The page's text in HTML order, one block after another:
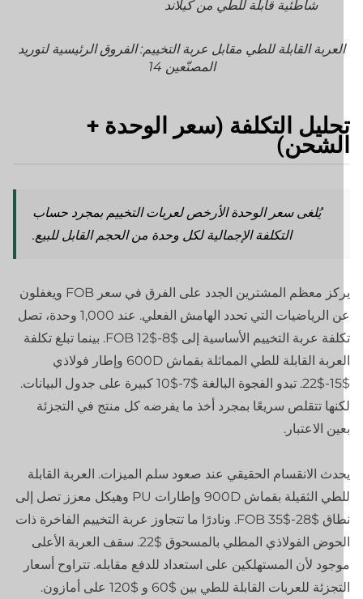
شاطئية قابلة للطي من كيلاند
القابلة للطي مقابل عربة التخييم: الفروق الرئيسية لتوريد
المصنّعين 14
التكلفة (سعر الوحدة +
يُلغى سعر الوحدة الأرخص لعربات التخييم بمجرد حساب
التكلفة الإجمالية لكل وحدة من الحجم القابل للبيع.
يركز معظم المشترين الجدد على الفرق في سعر FOB ويغفلون
عن الرياضيات التي تحدد الهامش الفعلي. عند 1,000 وحدة، تصل
تكلفة عربة التخييم الأساسية إلى $8-$12 FOB. بينما تبلغ تكلفة
العربة القابلة للطي المماثلة بقماش 600D وإطار فولاذي
$15-$22. تبدو الفجوة البالغة $7-$10 كبيرة على جدول البيانات.
تتقلص سريعًا بمجرد أخذ ما يفرضه كل منتج في التجزئة
الاعتبار.
الانقسام الحقيقي عند صعود سلم الميزات. العربة القابلة
للطي الثقيلة بقماش 900D وإطارات PU وهيكل معزز تصل إلى
نطاق $28-$35 FOB. ونادرًا ما تتجاوز عربة التخييم الفاخرة ذات
الحوض الفولاذي المطلي بالمسحوق $22. سقف العربة الأعلى
لأن المستهلكين على استعداد للدفع مقابله. تتراوح أسعار
التجزئة للعربات القابلة للطي بين $60 و $120 على أمازون.